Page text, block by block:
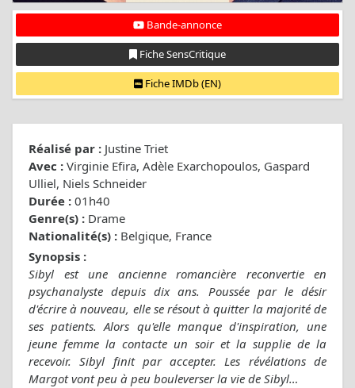
Bande-annonce
Fiche SensCritique
Fiche IMDb (EN)
Réalisé par : Justine Triet
Avec : Virginie Efira, Adèle Exarchopoulos, Gaspard
Ulliel, Niels Schneider
Durée : 01h40
Genre(s) : Drame
Nationalité(s) : Belgique, France
Synopsis :
Sibyl est une ancienne romancière reconvertie en
psychanalyste depuis dix ans. Poussée par le désir
d'écrire à nouveau, elle se résout à quitter la majorité de
ses patients. Alors qu'elle manque d'inspiration, une
jeune femme la contacte un soir et la supplie de la
recevoir. Sibyl finit par accepter. Les révélations de
Margot vont peu à peu bouleverser la vie de Sibyl…